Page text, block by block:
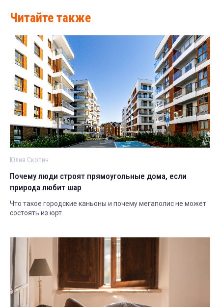
Читайте также
Юлия Скопич
Почему люди строят прямоугольные дома, если
природа любит шар
Что такое городские каньоны и почему мегаполис не может
состоять из юрт.